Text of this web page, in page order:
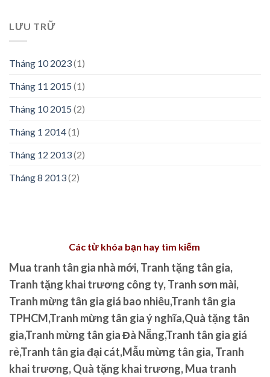
LƯU TRỮ
Tháng 10 2023(1)
Tháng 11 2015 (1)
Tháng 10 2015 (2)
Tháng 1 2014(1)
Tháng 12 2013(2)
Tháng 8 2013(2)
Các từ khóa bạn hay tìm kiếm
Mua tranh tân gia nhà mới, Tranh tặng tân gia,
Tranh tặng khai trương công ty, Tranh sơn mài,
Tranh mừng tân gia giá bao nhiêu,Tranh tân gia
TPHCM,Tranh mừng tân gia ý nghĩa,Quà tặng tân
gia,Tranh mừng tân gia Đà Nẵng,Tranh tân gia giá
rẻ,Tranh tân gia đại cát,Mẫu mừng tân gia, Tranh
khai trương, Quà tặng khai trương, Mua tranh